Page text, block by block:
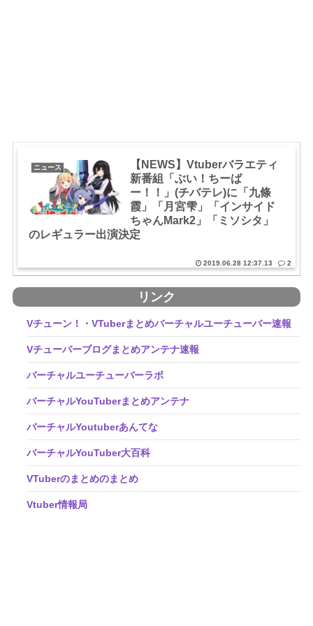
ニュース
【NEWS】Vtuberバラエティ
新番組「ぶい！ちーば
ー！！」(チバテレ)に「九條
霞」「月宮雫」「インサイド
ちゃんMark2」「ミソシタ」
のレギュラー出演決定
2019.06.28 12:37.13 2
リンク
Vチューン！・VTuberまとめバーチャルユーチューバー速報
Vチューバーブログまとめアンテナ速報
バーチャルユーチューバーラボ
バーチャルYouTuberまとめアンテナ
バーチャルYoutuberあんてな
バーチャルYouTuber大百科
VTuberのまとめのまとめ
Vtuber情報局